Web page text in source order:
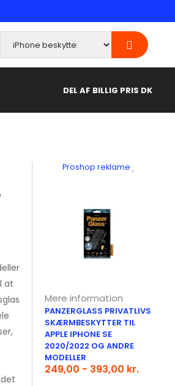
DEL AF BILLIG PRIS DK
at
Proshop reklame
Mere information
PANZERGLASS PRIVATLIVS
SKÆRMBESKYTTER TIL
APPLE IPHONE SE
2020/2022 OG ANDRE
MODELLER
249,00 - 393,00 kr.